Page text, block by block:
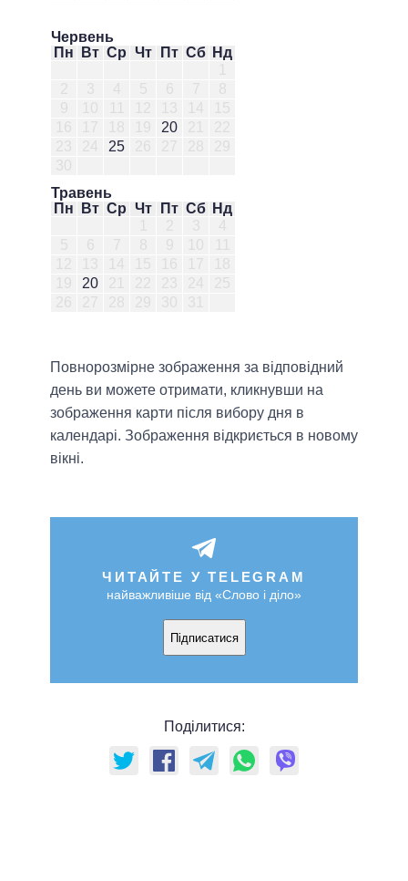
Червень
Пн
Вт Ср Чт Пт Сб Нд
20
25
Травень
Пн
Вт Ср Чт Пт Сб Нд
20
Повнорозмірне зображення за відповідний
день ви можете отримати, кликнувши на
зображення карти після вибору дня в
календарі. Зображення відкриється в новому
вікні.
ЧИТАЙТЕ У TELEGRAM
найважливіше від «Слово і діло»
Підписатися
Поділитися: